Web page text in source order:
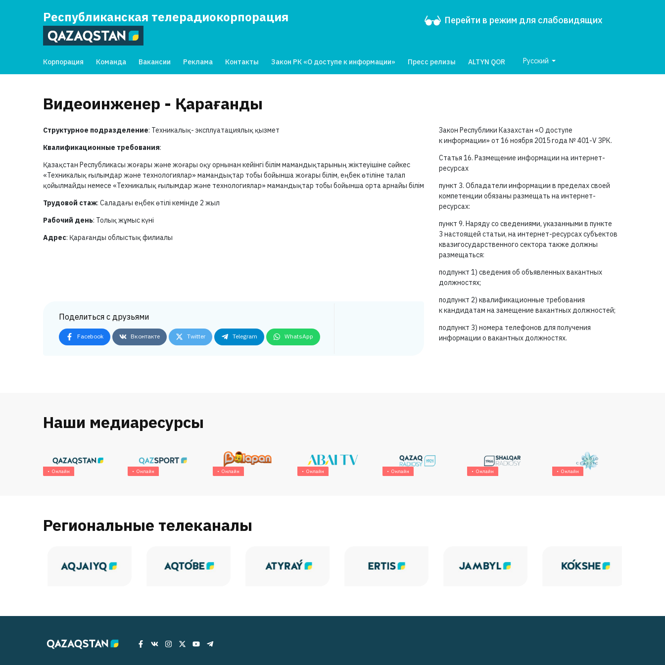
Республиканская телерадиокорпорация Перейти в режим для слабовидящих
Корпорация Команда Вакансии Реклама Контакты Закон РК «О доступе к информации» Пресс релизы ALTYN QOR Русский
Видеоинженер - Қарағанды
Структурное подразделение: Техникалық- эксплуатациялық қызмет
Квалификационные требования:
Қазақстан Республикасы жоғары және жоғары оқу орнынан кейінгі білім мамандықтарының жіктеуішіне сәйкес
«Техникалық ғылымдар және технологиялар» мамандықтар тобы бойынша жоғары білім, еңбек өтіліне талап
қойылмайды немесе «Техникалық ғылымдар және технологиялар» мамандықтар тобы бойынша орта арнайы білім
Трудовой стаж: Саладағы еңбек өтілі кемінде 2 жыл
Рабочий день: Толық жұмыс күні
Адрес: Қарағанды облыстық филиалы
Поделиться с друзьями
Facebook Вконтакте Twitter Telegram WhatsApp
Закон Республики Казахстан «О доступе
к информации» от 16 ноября 2015 года № 401-V ЗРК.
Статья 16. Размещение информации на интернет-
ресурсах
пункт 3. Обладатели информации в пределах своей
компетенции обязаны размещать на интернет-
ресурсах:
пункт 9. Наряду со сведениями, указанными в пункте
3 настоящей статьи, на интернет-ресурсах субъектов
квазигосударственного сектора также должны
размещаться:
подпункт 1) сведения об объявленных вакантных
должностях;
подпункт 2) квалификационные требования
к кандидатам на замещение вакантных должностей;
подпункт 3) номера телефонов для получения
информации о вакантных должностях.
Наши медиаресурсы
Онлайн Онлайн Онлайн Онлайн Онлайн Онлайн Онлайн
Региональные телеканалы